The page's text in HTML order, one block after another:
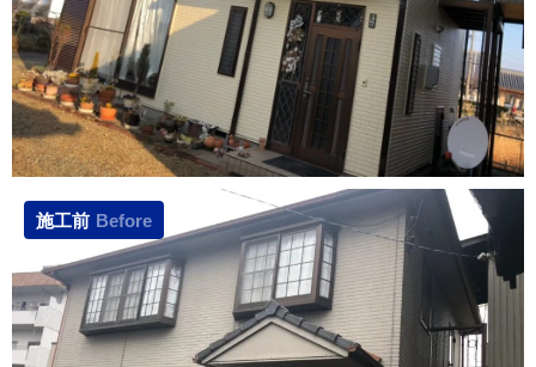
施工前 Before